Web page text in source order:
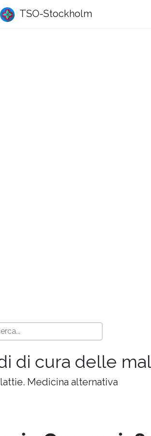
TSO-Stockholm
di cura delle
Medicina alternativa